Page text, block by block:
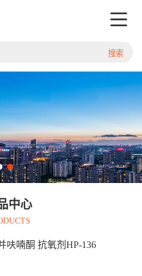
搜索
中心
呋喃酮 抗氧剂HP-136